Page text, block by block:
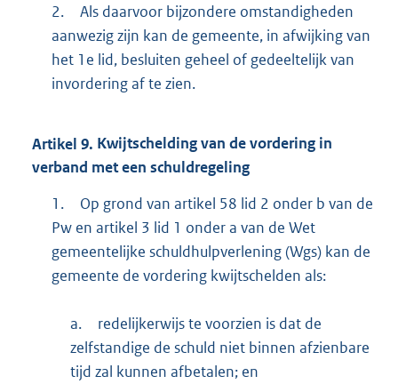
2.
Als daarvoor bijzondere omstandigheden
aanwezig zijn kan de gemeente, in afwijking van
het 1e lid, besluiten geheel of gedeeltelijk van
invordering af te zien.
Artikel 9. Kwijtschelding van de vordering in
verband met een schuldregeling
1.
Op grond van artikel 58 lid 2 onder b van de
Pw en artikel 3 lid 1 onder a van de Wet
gemeentelijke schuldhulpverlening (Wgs) kan de
gemeente de vordering kwijtschelden als:
a.
redelijkerwijs te voorzien is dat de
zelfstandige de schuld niet binnen afzienbare
tijd zal kunnen afbetalen; en